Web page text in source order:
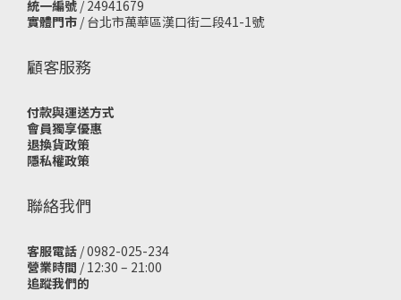
統一編號 / 24941679
實體門市 / 台北市萬華區漢口街二段41-1號
顧客服務
付款與運送方式
會員獨享優惠
退換貨政策
隱私權政策
聯絡我們
客服電話 / 0982-025-234
營業時間 / 12:30 – 21:00
追蹤我們的